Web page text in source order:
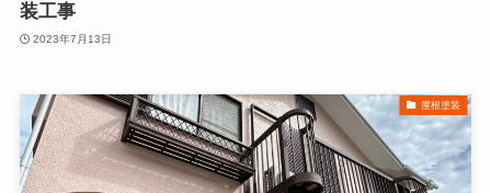
装工事
2023年7月13日
屋根塗装